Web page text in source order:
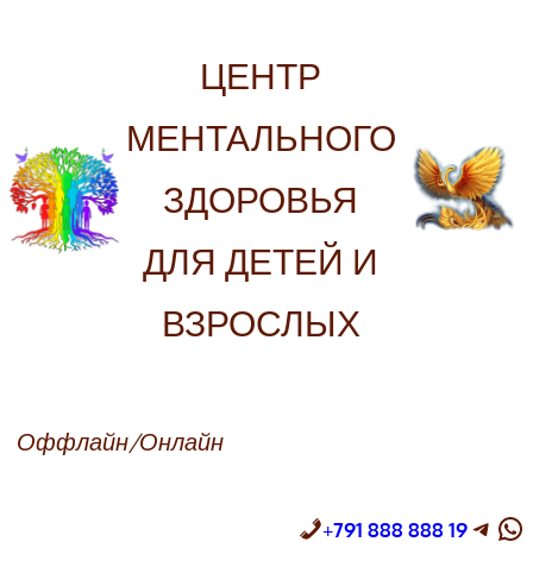
ЦЕНТР
МЕНТАЛЬНОГО
ЗДОРОВЬЯ
ДЛЯ ДЕТЕЙ И
ВЗРОСЛЫХ
Оффлайн/Онлайн
+791 888 888 19Telegram WhatsApp